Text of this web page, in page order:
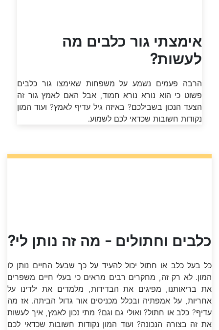
אימצתי גור כלבים מה
לעשות?
הרבה פעמים נשמע על משפחות שאימצו גור כלבים
פשוט כי הוא נורא נורא חמוד, אבל האם לאמץ גור זה
הצעד הנכון בשבילכם? באיזה גיל עדיף לאמץ? ועוד המון
נקודות חשובות שכדאי לכם לשמוע.
כלבים וחתולים - מה זה נותן לי?
כל בעל כלב או חתול יכול להעיד על כך שבעל החיים נותן לו
המון. לא רק זה, מחקרים רבים מראים כי בעלי חיים משפרים
את בריאותנו, מפיגים את הבדידות, מלמדים את ילדינו על
אחריות, על אמפתיה ובכלל מכניסים אור גדול הביתה. אז מה
עדיף? כלב או חתול? ואולי גם וגם? מתי נכון לאמץ, איך לעשות
את זה בצורה הנכונה? ועוד המון נקודות חשובות שכדאי לכם